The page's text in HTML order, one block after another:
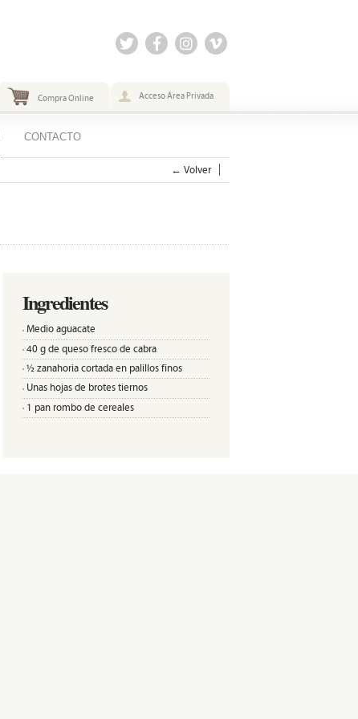
Acceso Área Privada
Compra Online
CONTACTO
← Volver
Ingredientes
Medio aguacate
40 g de queso fresco de cabra
½ zanahoria cortada en palillos finos
Unas hojas de brotes tiernos
1 pan rombo de cereales